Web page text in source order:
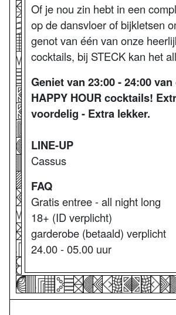
Of je nou zin hebt in een
op de dansvloer of bijkletsen
genot van één van onze
cocktails, bij STECK kan het
Geniet van 23:00 - 24:00 van
HAPPY HOUR cocktails!
voordelig - Extra lekker.
LINE-UP
Cassus
FAQ
Gratis entree - all night long
18+ (ID verplicht)
garderobe (betaald) verplicht
24.00 - 05.00 uur